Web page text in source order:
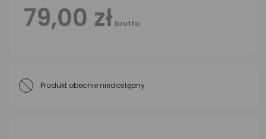
79,00 zł brutto
Produkt obecnie niedostępny